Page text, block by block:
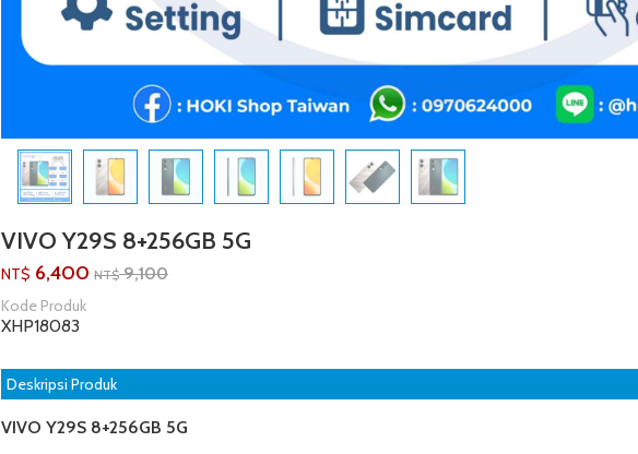
VIVO Y29S 8+256GB 5G
NT$ 6,400 NT$ 9,100
Kode Produk
XHP18083
Deskripsi Produk
VIVO Y29S 8+256GB 5G